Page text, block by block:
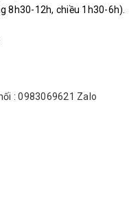
8h30-12h, chiều 1h30-6h).
: 0983069621 Zalo